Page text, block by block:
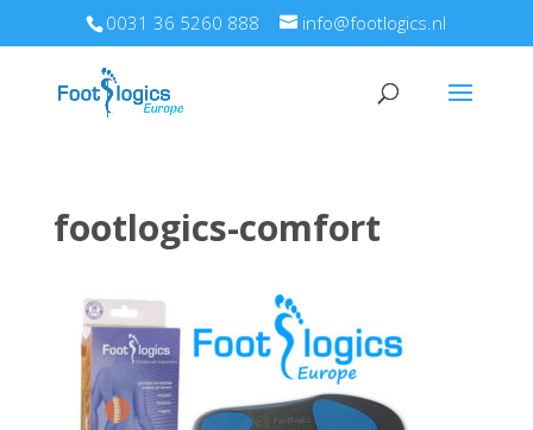
0031 36 5260 888 info@footlogics.nl
footlogics-comfort